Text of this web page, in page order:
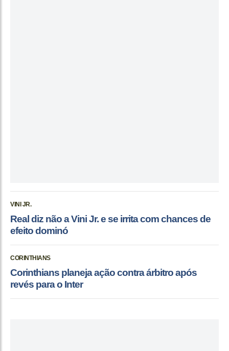
VINI JR.
Real diz não a Vini Jr. e se irrita com chances de
efeito dominó
CORINTHIANS
Corinthians planeja ação contra árbitro após
revés para o Inter